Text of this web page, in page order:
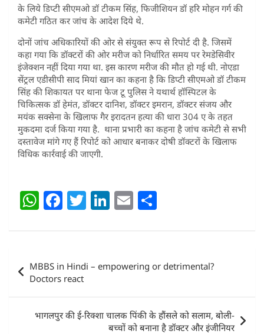
के लिये डिप्टी सीएमओ डॉ टीकम सिंह, फिजीशियन डॉ हरि मोहन गर्ग की
कमेटी गठित कर जांच के आदेश दिये थे.
दोनों जांच अधिकारियों की ओर से संयुक्त रूप से रिपोर्ट दी है. जिसमें
कहा गया कि डॉक्टरों की ओर मरीज को निर्धारित समय पर रेमडेसिवीर
इंजेक्शन नहीं दिया गया था. इस कारण मरीज की मौत हो गई थी. नोएडा
सेंट्रल एडीसीपी साद मियां खान का कहना है कि डिप्टी सीएमओ डॉ टीकम
सिंह की शिकायत पर थाना फेज टू पुलिस ने यथार्थ हॉस्पिटल के
चिकित्सक डॉ हेमंत, डॉक्टर दानिश, डॉक्टर इमरान, डॉक्टर संजय और
मयंक सक्सेना के खिलाफ गैर इरादतन हत्या की धारा 304 ए के तहत
मुकदमा दर्ज किया गया है. थाना प्रभारी का कहना है जांच कमेटी से सभी
दस्तावेज मांगे गए हैं रिपोर्ट को आधार बनाकर दोषी डॉक्टरों के खिलाफ
विधिक कार्रवाई की जाएगी.
W
at
s
A
p
p
F
c
e
b
o
o
T
itt
er
Li
k
dI
n
E
ai
l
ar
e
navigation
MBBS in Hindi – empowering or detrimental?
Doctors react
भागलपुर की ई-रिक्शा चालक पिंकी के हौंसले को सलाम, बोली-
बच्चों को बनाना है डॉक्टर और इंजीनियर